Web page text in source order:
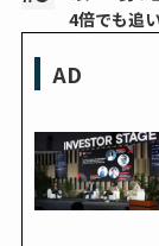
4倍でも追
AD